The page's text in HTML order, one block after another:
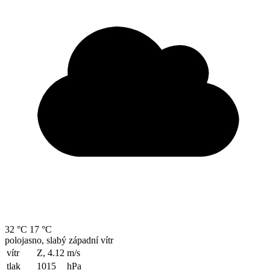
32 °C 17 °C
polojasno, slabý západní vítr
vítr
Z, 4.12 m/s
tlak
1015
hPa